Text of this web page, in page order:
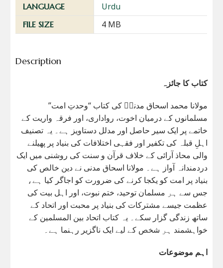
LANGUAGE Urdu
FILE SIZE 4 MB
Description
کتاب کا جائزہ
مولانا محمد اسحاق مدنیؒ کی کتاب “وحدتِ امت”
مسلمانوں کے درمیان اخوت، رواداری، اور فرقہ واریت کے
خاتمے پر ایک سیر حاصل اور مدلل دستاویز ہے۔ یہ تصنیف
اہلِ قبلہ کی تکفیر اور فقہی اختلافات کی بنیاد پر پھیلنے
والی محاذ آرائی کے خلاف قرآن و سنت کی روشنی میں ایک
دردمندانہ آواز ہے۔ مولانا اسحاق مدنی نے دین خالص کی
بنیاد پر امت کو یکجا کرنے کی ضرورت کو اجاگر کیا ہے،
جس سے ہر مسلمان توحید، ختم نبوت، اور اہل بیت کی
عظمت جیسے مشترکات کی بنیاد پر محبت اور اتحاد کے
ساتھ زندگی گزار سکے۔ یہ کتاب اتحاد بین المسلمین کے
خواہشمند ہر شخص کے لیے ایک ناگزیر رہنما ہے۔
اہم موضوعات